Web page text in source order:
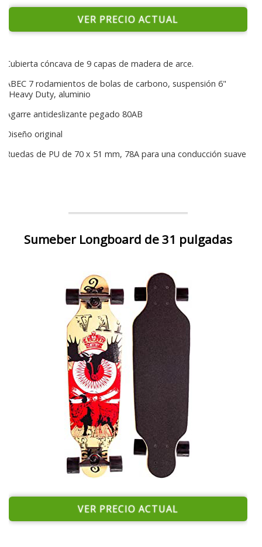
VER PRECIO ACTUAL
Cubierta cóncava de 9 capas de madera de arce.
ABEC 7 rodamientos de bolas de carbono, suspensión 6"
Heavy Duty, aluminio
Agarre antideslizante pegado 80AB
Diseño original
Ruedas de PU de 70 x 51 mm, 78A para una conducción suave
Sumeber Longboard de 31 pulgadas
VER PRECIO ACTUAL